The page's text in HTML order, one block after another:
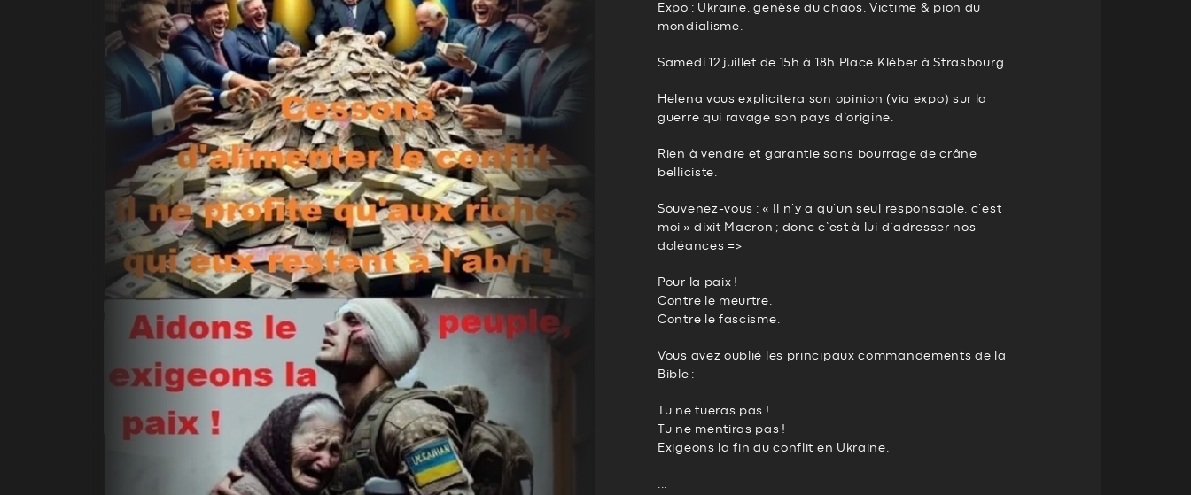
Expo : Ukraine, genèse du chaos. Victime & pion du
mondialisme.
Samedi 12 juillet de 15h à 18h Place Kléber à Strasbourg.
Helena vous explicitera son opinion (via expo) sur la
guerre qui ravage son pays d’origine.
Rien à vendre et garantie sans bourrage de crâne
belliciste.
Souvenez-vous : « Il n’y a qu’un seul responsable, c’est
moi » dixit Macron ; donc c’est à lui d’adresser nos
doléances =>
Pour la paix !
Contre le meurtre.
Contre le fascisme.
Vous avez oublié les principaux commandements de la
Bible :
Tu ne tueras pas !
Tu ne mentiras pas !
Exigeons la fin du conflit en Ukraine.
...